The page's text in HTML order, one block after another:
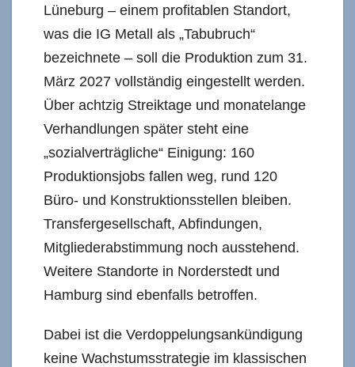
Lüneburg – einem profitablen Standort,
was die IG Metall als „Tabubruch“
bezeichnete – soll die Produktion zum 31.
März 2027 vollständig eingestellt werden.
Über achtzig Streiktage und monatelange
Verhandlungen später steht eine
„sozialverträgliche“ Einigung: 160
Produktionsjobs fallen weg, rund 120
Büro- und Konstruktionsstellen bleiben.
Transfergesellschaft, Abfindungen,
Mitgliederabstimmung noch ausstehend.
Weitere Standorte in Norderstedt und
Hamburg sind ebenfalls betroffen.
Dabei ist die Verdoppelungsankündigung
keine Wachstumsstrategie im klassischen